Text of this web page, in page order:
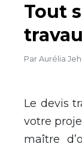
Tout
Par Aurélia
Le devis
votre
maître